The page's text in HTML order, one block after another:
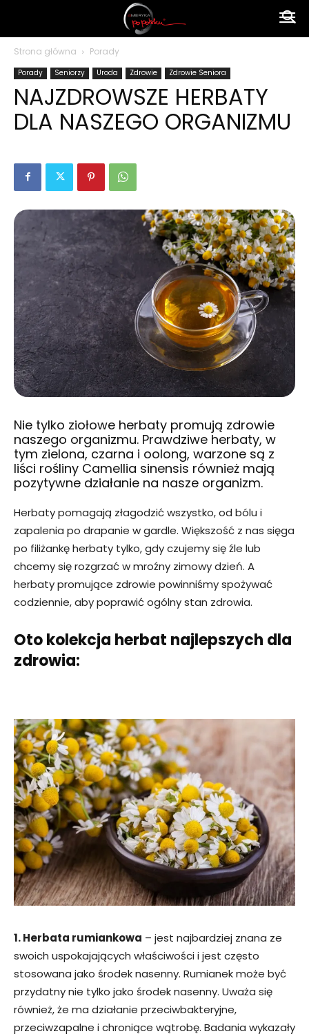
Strona główna Porady
Porady Seniorzy Uroda Zdrowie Zdrowie Seniora
NAJZDROWSZE HERBATY
DLA NASZEGO ORGANIZMU
Nie tylko ziołowe herbaty promują zdrowie
naszego organizmu. Prawdziwe herbaty, w
tym zielona, czarna i oolong, warzone są z
liści rośliny Camellia sinensis również mają
pozytywne działanie na nasze organizm.
Herbaty pomagają złagodzić wszystko, od bólu i
zapalenia po drapanie w gardle. Większość z nas sięga
po filiżankę herbaty tylko, gdy czujemy się źle lub
chcemy się rozgrzać w mroźny zimowy dzień. A
herbaty promujące zdrowie powinniśmy spożywać
codziennie, aby poprawić ogólny stan zdrowia.
Oto kolekcja herbat najlepszych dla
zdrowia:
1. Herbata rumiankowa – jest najbardziej znana ze
swoich uspokajających właściwości i jest często
stosowana jako środek nasenny. Rumianek może być
przydatny nie tylko jako środek nasenny. Uważa się
również, że ma działanie przeciwbakteryjne,
przeciwzapalne i chroniące wątrobę. Badania wykazały